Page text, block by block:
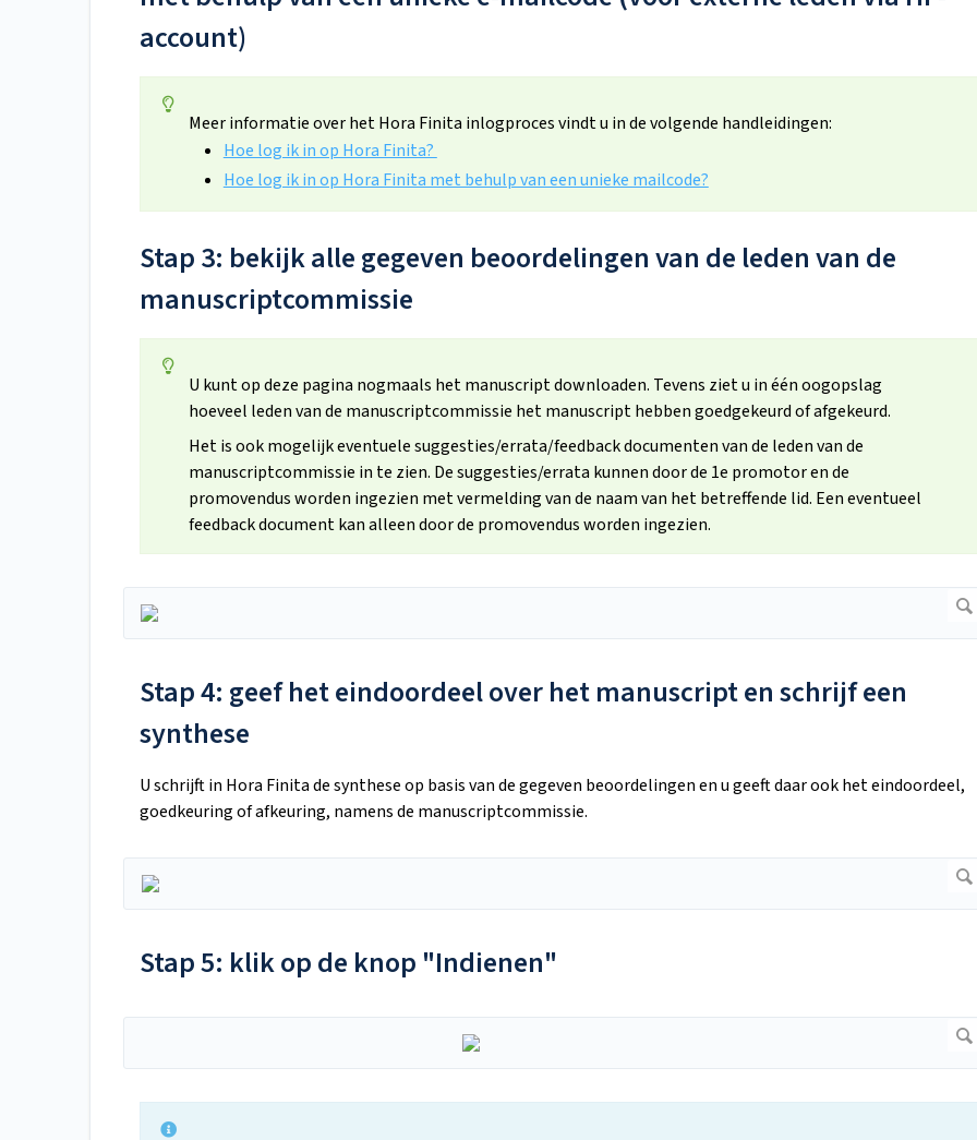
account)
Meer informatie over het Hora Finita inlogproces vindt u in de volgende handleidingen:
Hoe log ik in op Hora Finita?
Hoe log ik in op Hora Finita met behulp van een unieke mailcode?
Stap 3: bekijk alle gegeven beoordelingen van de leden van de
manuscriptcommissie
U kunt op deze pagina nogmaals het manuscript downloaden. Tevens ziet u in één oogopslag
hoeveel leden van de manuscriptcommissie het manuscript hebben goedgekeurd of afgekeurd.
Het is ook mogelijk eventuele suggesties/errata/feedback documenten van de leden van de
manuscriptcommissie in te zien. De suggesties/errata kunnen door de 1e promotor en de
promovendus worden ingezien met vermelding van de naam van het betreffende lid. Een eventueel
feedback document kan alleen door de promovendus worden ingezien.
Stap 4: geef het eindoordeel over het manuscript en schrijf een
synthese
U schrijft in Hora Finita de synthese op basis van de gegeven beoordelingen en u geeft daar ook het eindoordeel,
goedkeuring of afkeuring, namens de manuscriptcommissie.
Stap 5: klik op de knop "Indienen"